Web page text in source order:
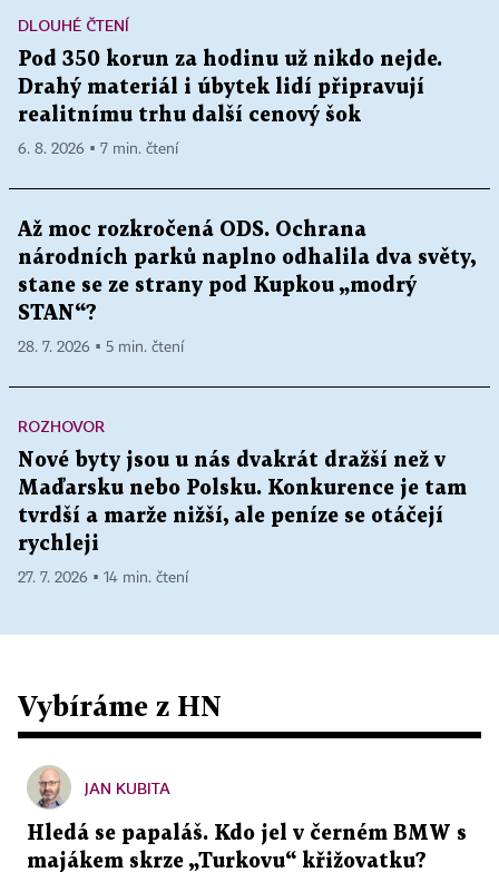
DLOUHÉ ČTENÍ
Pod 350 korun za hodinu už nikdo nejde.
Drahý materiál i úbytek lidí připravují
realitnímu trhu další cenový šok
6. 8. 2026 ▪ 7 min. čtení
Až moc rozkročená ODS. Ochrana
národních parků naplno odhalila dva světy,
stane se ze strany pod Kupkou „modrý
STAN“?
28. 7. 2026 ▪ 5 min. čtení
ROZHOVOR
Nové byty jsou u nás dvakrát dražší než v
Maďarsku nebo Polsku. Konkurence je tam
tvrdší a marže nižší, ale peníze se otáčejí
rychleji
27. 7. 2026 ▪ 14 min. čtení
Vybíráme z HN
JAN KUBITA
Hledá se papaláš. Kdo jel v černém BMW s
majákem skrze „Turkovu“ křižovatku?